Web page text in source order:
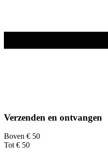
Verzenden en ontvangen
Boven € 50
Tot € 50